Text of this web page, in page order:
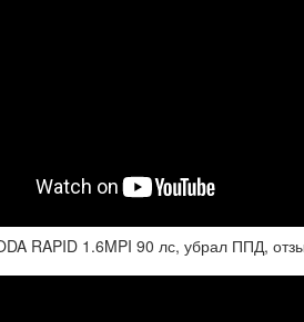
RAPID 1.6MPI 90 лс, убрал ППД,